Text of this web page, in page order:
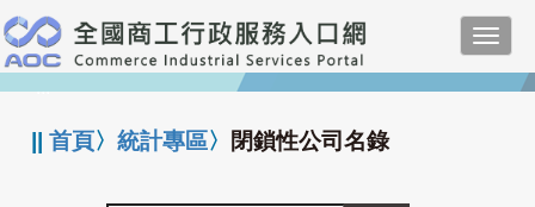
跳
到
主
要
:::
||首頁〉統計專區〉 閉鎖性公司名錄